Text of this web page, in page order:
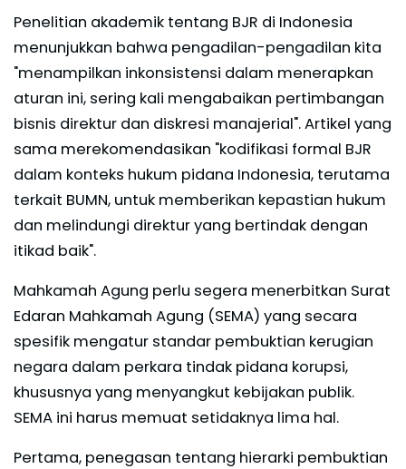
Penelitian akademik tentang BJR di Indonesia
menunjukkan bahwa pengadilan-pengadilan kita
"menampilkan inkonsistensi dalam menerapkan
aturan ini, sering kali mengabaikan pertimbangan
bisnis direktur dan diskresi manajerial". Artikel yang
sama merekomendasikan "kodifikasi formal BJR
dalam konteks hukum pidana Indonesia, terutama
terkait BUMN, untuk memberikan kepastian hukum
dan melindungi direktur yang bertindak dengan
itikad baik".
Mahkamah Agung perlu segera menerbitkan Surat
Edaran Mahkamah Agung (SEMA) yang secara
spesifik mengatur standar pembuktian kerugian
negara dalam perkara tindak pidana korupsi,
khususnya yang menyangkut kebijakan publik.
SEMA ini harus memuat setidaknya lima hal.
Pertama, penegasan tentang hierarki pembuktian